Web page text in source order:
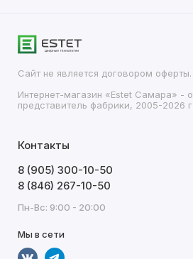
Сайт не является договором оферты.
Интернет-магазин «Estet Самара» -
представитель фабрики, 2005-2026
Контакты
8 (905) 300-10-50
8 (846) 267-10-50
Пн-Вс: 9:00 - 20:00
Мы в сети